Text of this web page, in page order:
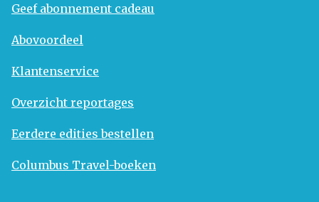
Geef abonnement cadeau
Abovoordeel
Klantenservice
Overzicht reportages
Eerdere edities bestellen
Columbus Travel-boeken